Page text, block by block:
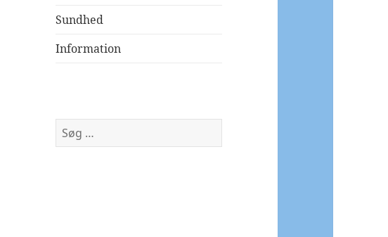
Sundhed
Information
Søg
efter: